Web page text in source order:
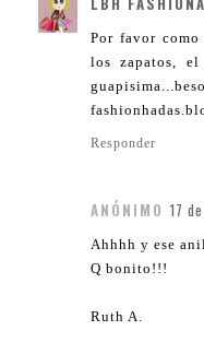
Por favor como
los zapatos,
Responder
ANÓNIMO 17
Ahhhh y ese
Q bonito!!!
Ruth A.